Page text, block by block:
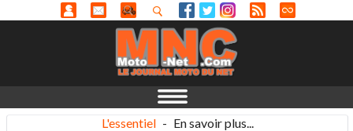
L'essentiel - En savoir plus...